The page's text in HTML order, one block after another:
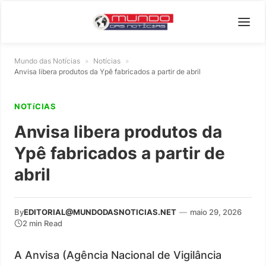
Mundo das Notícias » Notícias »
Anvisa libera produtos da Ypê fabricados a partir de abril
NOTíCIAS
Anvisa libera produtos da
Ypê fabricados a partir de
abril
ByEDITORIAL@MUNDODASNOTICIAS.NET — maio 29, 2026
2 min Read
A Anvisa (Agência Nacional de Vigilância